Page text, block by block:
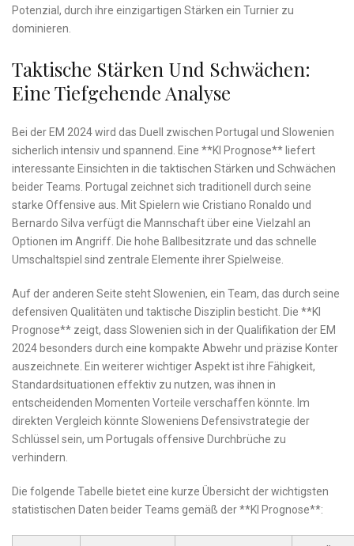
Potenzial, durch⁢ ihre einzigartigen Stärken ein Turnier‍ zu​
dominieren.
Taktische Stärken Und Schwächen:
Eine Tiefgehende Analyse
Bei⁢ der EM 2024 wird das Duell zwischen Portugal⁢ und Slowenien
sicherlich intensiv und spannend. Eine​ **KI Prognose** liefert
interessante Einsichten in die taktischen Stärken und Schwächen
beider Teams. Portugal zeichnet sich traditionell durch seine
starke Offensive‌ aus. Mit Spielern wie Cristiano Ronaldo und
Bernardo Silva⁢ verfügt die Mannschaft über eine Vielzahl⁢ an
⁣Optionen im Angriff. Die hohe Ballbesitzrate und das schnelle⁣
Umschaltspiel sind zentrale Elemente ‌ihrer Spielweise.
Auf der anderen Seite steht Slowenien, ein Team, das durch⁣ seine
defensiven Qualitäten und taktische Disziplin⁢ besticht. Die **KI
Prognose** zeigt, dass Slowenien sich in der Qualifikation der EM⁣
2024 besonders durch eine kompakte⁤ Abwehr und präzise Konter
auszeichnete. Ein weiterer ​wichtiger Aspekt ⁢ist⁢ ihre Fähigkeit,
Standardsituationen effektiv zu nutzen, was ihnen in
entscheidenden Momenten ‌Vorteile ​verschaffen könnte.‍ Im
direkten Vergleich könnte Sloweniens Defensivstrategie der
Schlüssel‍ sein, um Portugals offensive Durchbrüche⁣ zu
⁤verhindern.
Die folgende Tabelle bietet eine kurze⁤ Übersicht der wichtigsten
statistischen Daten beider Teams gemäß der **KI ⁤Prognose**: